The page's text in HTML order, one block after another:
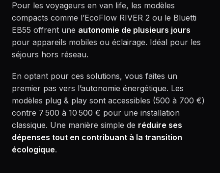
Pour les voyageurs en van life, les modèles
compacts comme l’EcoFlow RIVER 2 ou le Bluetti
EB55 offrent une autonomie de plusieurs jours
pour appareils mobiles ou éclairage. Idéal pour les
séjours hors réseau.
En optant pour ces solutions, vous faites un
premier pas vers l’autonomie énergétique. Les
modèles plug & play sont accessibles (500 à 700 €)
contre 7 500 à 10 500 € pour une installation
classique. Une manière simple de réduire ses
dépenses tout en contribuant à la transition
écologique.